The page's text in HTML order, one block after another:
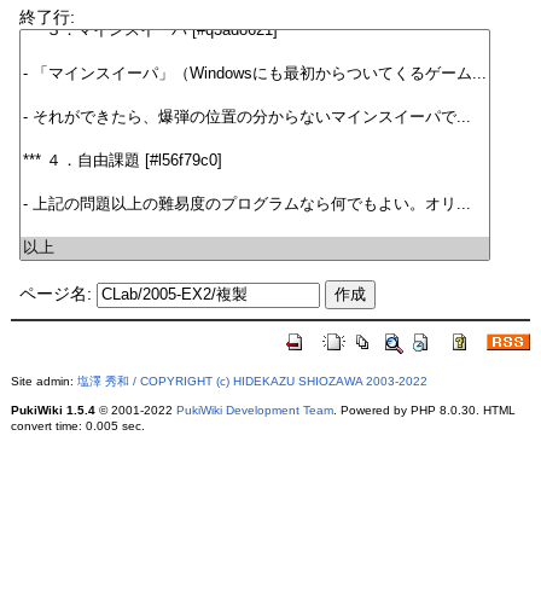
終了行:
ページ名:
Site admin: 塩澤 秀和 / COPYRIGHT (c) HIDEKAZU SHIOZAWA 2003-2022
PukiWiki 1.5.4© 2001-2022 PukiWiki Development Team. Powered by PHP 8.0.30. HTML
convert time: 0.005 sec.